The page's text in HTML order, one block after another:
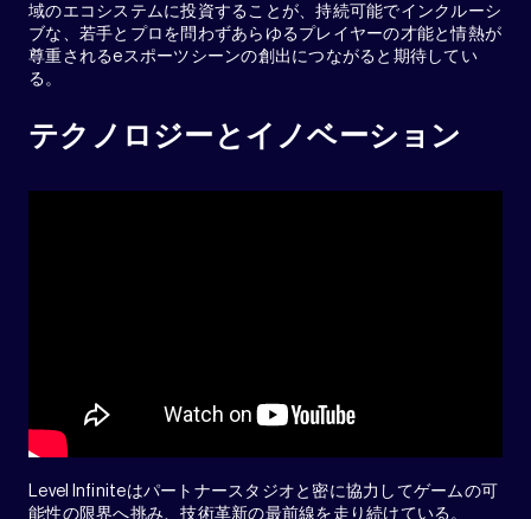
域のエコシステムに投資することが、持続可能でインクルーシ
ブな、若手とプロを問わずあらゆるプレイヤーの才能と情熱が
尊重されるeスポーツシーンの創出につながると期待してい
る。
テクノロジーとイノベーション
Level Infiniteはパートナースタジオと密に協力してゲームの可
能性の限界へ挑み、技術革新の最前線を走り続けている。